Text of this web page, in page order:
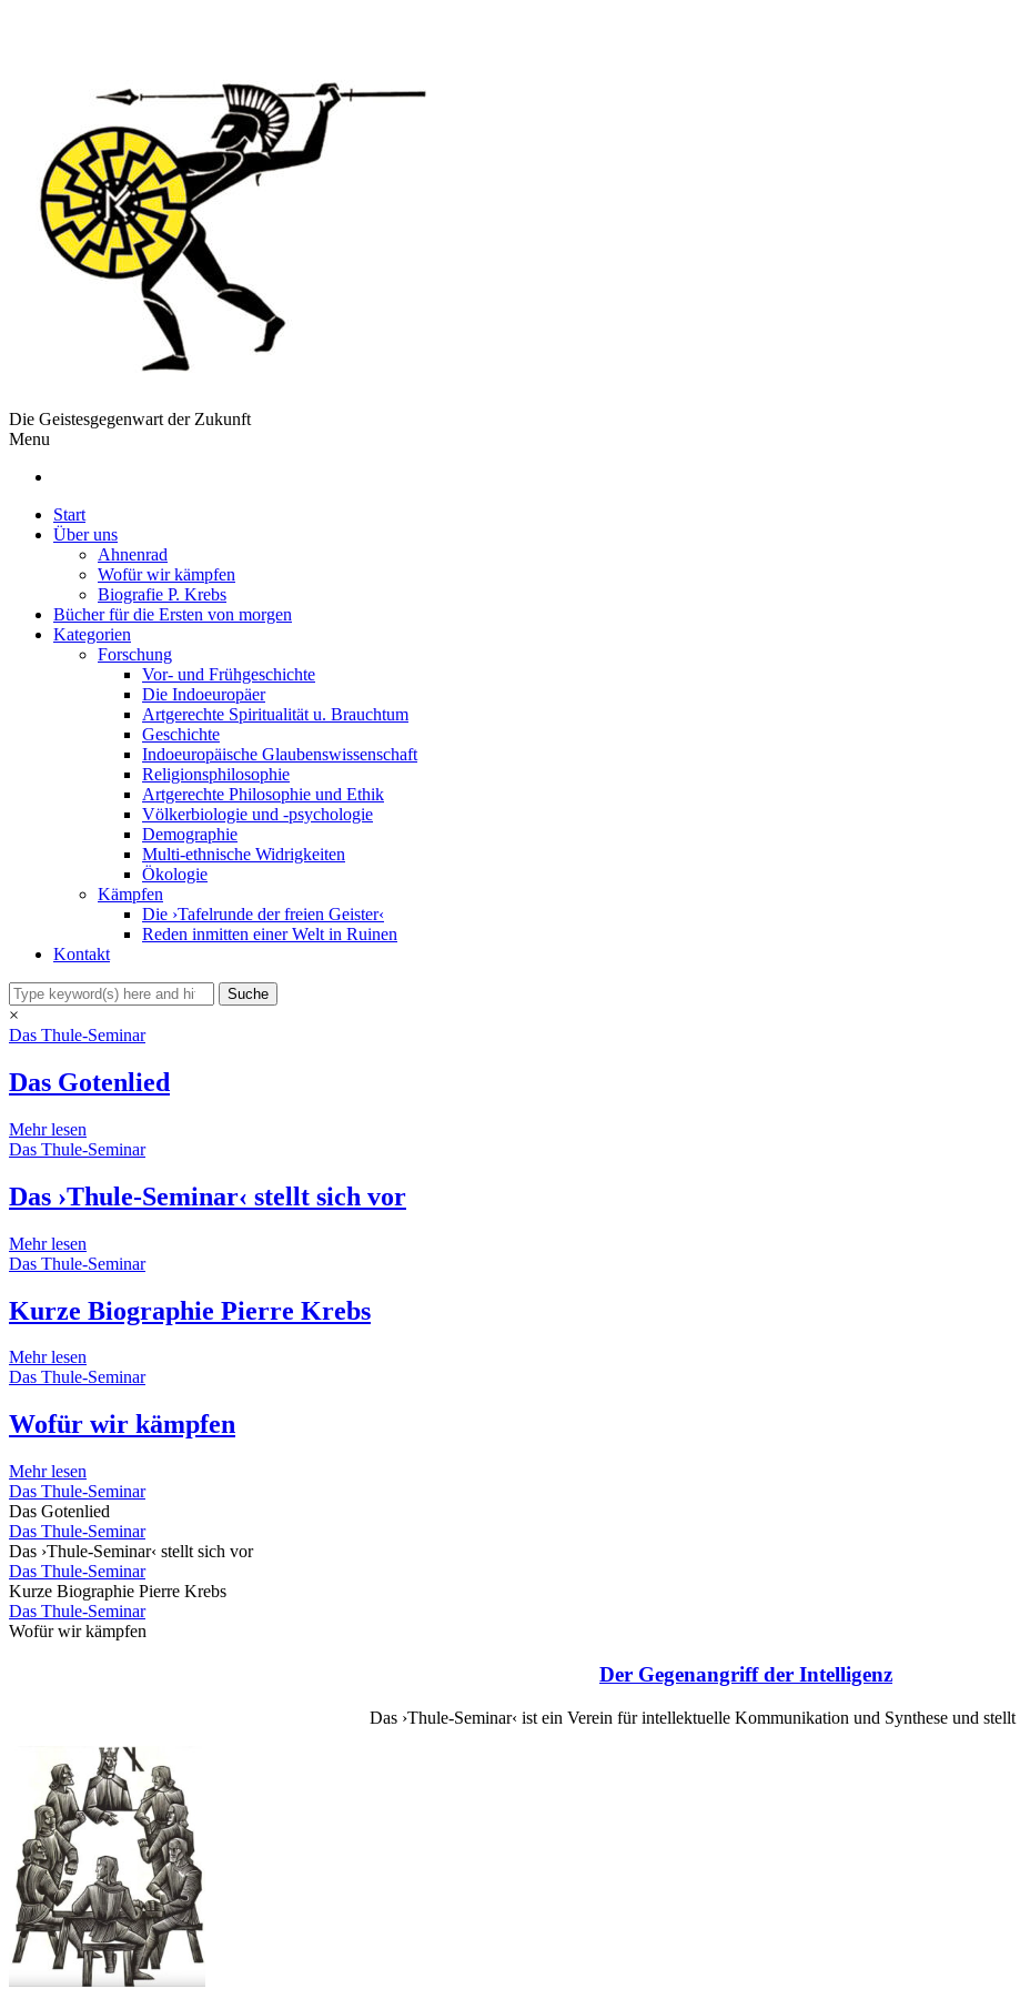
Die Geistesgegenwart der Zukunft
Menu
Start
Über uns
Ahnenrad
Wofür wir kämpfen
Biografie P. Krebs
Bücher für die Ersten von morgen
Kategorien
Forschung
Vor- und Frühgeschichte
Die Indoeuropäer
Artgerechte Spiritualität u. Brauchtum
Geschichte
Indoeuropäische Glaubenswissenschaft
Religionsphilosophie
Artgerechte Philosophie und Ethik
Völkerbiologie und -psychologie
Demographie
Multi-ethnische Widrigkeiten
Ökologie
Kämpfen
Die ›Tafelrunde der freien Geister‹
Reden inmitten einer Welt in Ruinen
Kontakt
×
Das Thule-Seminar
Das Gotenlied
Mehr lesen
Das Thule-Seminar
Das ›Thule-Seminar‹ stellt sich vor
Mehr lesen
Das Thule-Seminar
Kurze Biographie Pierre Krebs
Mehr lesen
Das Thule-Seminar
Wofür wir kämpfen
Mehr lesen
Das Thule-Seminar
Das Gotenlied
Das Thule-Seminar
Das ›Thule-Seminar‹ stellt sich vor
Das Thule-Seminar
Kurze Biographie Pierre Krebs
Das Thule-Seminar
Wofür wir kämpfen
Der Gegenangriff der Intelligenz
Das ›Thule-Seminar‹ ist ein Verein für intellektuelle Kommunikation und Synthese und